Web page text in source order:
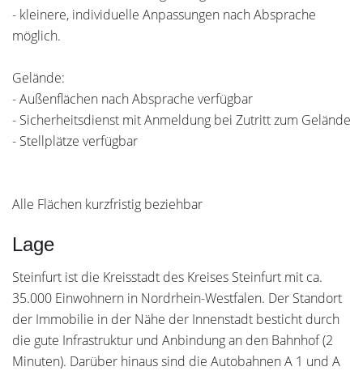
- kleinere, individuelle Anpassungen nach Absprache
möglich.
Gelände:
- Außenflächen nach Absprache verfügbar
- Sicherheitsdienst mit Anmeldung bei Zutritt zum Gelände
- Stellplätze verfügbar
Alle Flächen kurzfristig beziehbar
Lage
Steinfurt ist die Kreisstadt des Kreises Steinfurt mit ca.
35.000 Einwohnern in Nordrhein-Westfalen. Der Standort
der Immobilie in der Nähe der Innenstadt besticht durch
die gute Infrastruktur und Anbindung an den Bahnhof (2
Minuten). Darüber hinaus sind die Autobahnen A 1 und A